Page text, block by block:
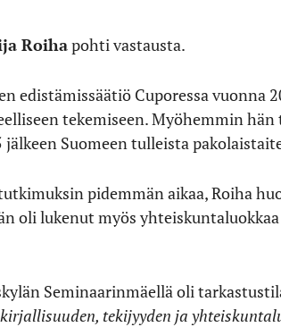
Roihapohti vastausta.
Cuporessa vuonna
tekemiseen. Myöhemmin hän
Suomeen tulleista
pidemmän aikaa, Roiha
oli lukenut myös
Seminaarinmäellä oli
tekijyyden ja